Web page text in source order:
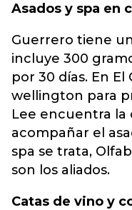
Asados y spa en
Guerrero tiene
incluye 300
por 30 días. En
wellington para
Lee encuentra la
acompañar el
spa se trata,
son los aliados.
Catas de vino y